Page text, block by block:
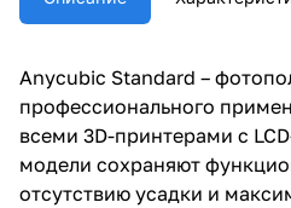
Anycubic Standard –
профессионального
всеми 3D-принтерами с
модели сохраняют
отсутствию усадки и